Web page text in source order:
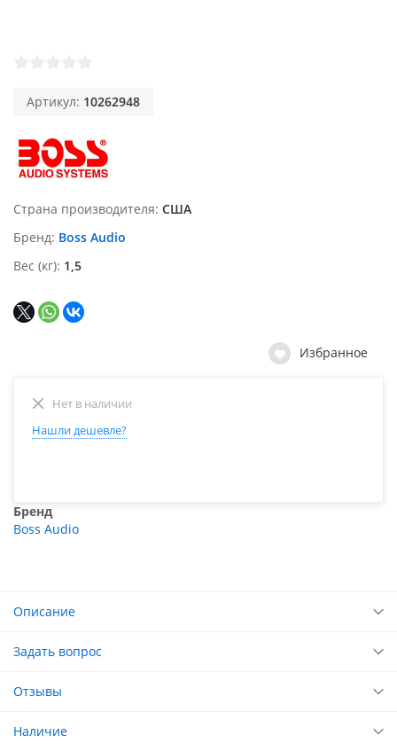
Артикул: 10262948
Страна производителя США
Бренд Boss Audio
Вес (кг) 1,5
Избранное
Нет в наличии
Нашли дешевле?
Бренд
Boss Audio
Описание
Задать вопрос
Отзывы
Наличие